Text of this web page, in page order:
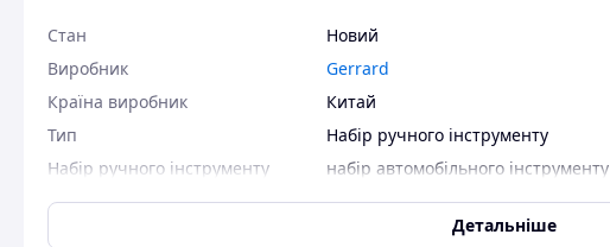
Стан
Новий
Виробник
Gerrard
Країна виробник
Китай
Тип
Набір ручного інструменту
Набір ручного інструменту
набір автомобільного інструменту
Кількість в наборі інструментів
108
Пластиковий кейсДетальніше